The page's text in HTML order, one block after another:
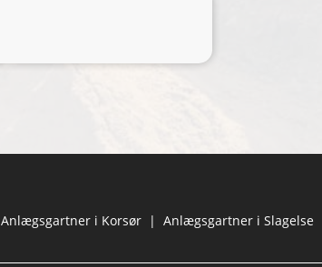
Anlægsgartner i Korsør| Anlægsgartner i Slagelse